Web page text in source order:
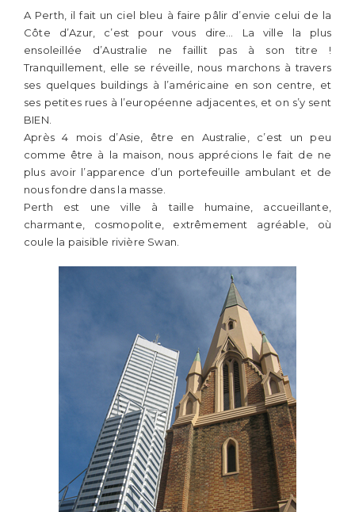
A Perth, il fait un ciel bleu à faire pâlir d’envie celui de la
Côte d’Azur, c’est pour vous dire… La ville la plus
ensoleillée d’Australie ne faillit pas à son titre !
Tranquillement, elle se réveille, nous marchons à travers
ses quelques buildings à l’américaine en son centre, et
ses petites rues à l’européenne adjacentes, et on s’y sent
BIEN.
Après 4 mois d’Asie, être en Australie, c’est un peu
comme être à la maison, nous apprécions le fait de ne
plus avoir l’apparence d’un portefeuille ambulant et de
nous fondre dans la masse.
Perth est une ville à taille humaine, accueillante,
charmante, cosmopolite, extrêmement agréable, où
coule la paisible rivière Swan.